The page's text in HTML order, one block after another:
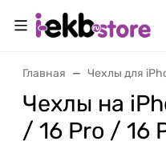
Главная Чехлы для
Чехлы на
/ 16 Pro / 16